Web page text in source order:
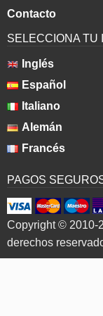
Contacto
SELECCIONA TU
Inglés
Español
Italiano
Alemán
Francés
PAGOS
Copyright © 2010-
derechos